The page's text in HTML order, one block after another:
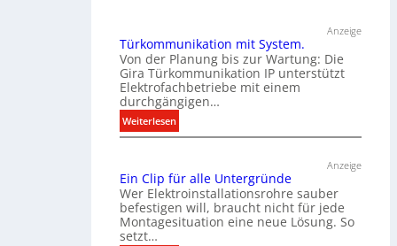
Anzeige
Türkommunikation mit System.
Von der Planung bis zur Wartung: Die
Gira Türkommunikation IP unterstützt
Elektrofachbetriebe mit einem
durchgängigen…
Weiterlesen:
T
r
k
o
m
Anzeige
Ein Clip für alle Untergründe
Wer Elektroinstallationsrohre sauber
befestigen will, braucht nicht für jede
Montagesituation eine neue Lösung. So
setzt…